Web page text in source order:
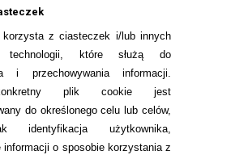
korzysta z ciasteczek i/lub innych
technologii, które służą do
i przechowywania informacji.
plik cookie jest
do określonego celu lub celów,
identyfikacja użytkownika,
informacji o sposobie korzystania z